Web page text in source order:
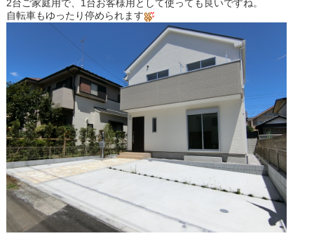
2台ご家庭用で、1台お客様用として使っても良いですね。
自転車もゆったり停められます